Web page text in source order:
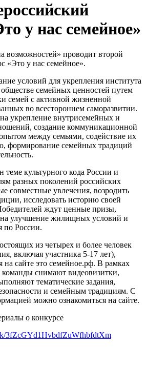
у нас семейное»
проводит второй
«Это у нас семейное».
условий для укрепления института
семейных ценностей путем
семей с активной жизненной
во всестороннем саморазвитии.
укрепление внутрисемейных и
создание коммуникационной
между семьями, содействие их
формирование семейных традиций
теме культурного кода России и
разных поколений российских
совместные увлечения, возродить
исследовать историю своей
ждут ценные призы,
улучшение жилищных условий и
по России.
из четырех и более человек
включая участника 5-17 лет),
на сайте это семейное.рф. В рамках
команды снимают видеовизитки,
тематические задания,
и семейным традициям. С
можно ознакомиться на сайте.
о конкурсе
3fZcGYd1HvbdfZuWfhbfdtXm